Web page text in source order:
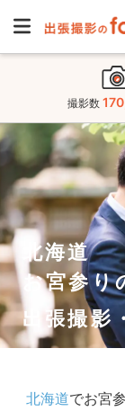
撮影数
北海道
お宮参り
出張撮影
北海道でお宮